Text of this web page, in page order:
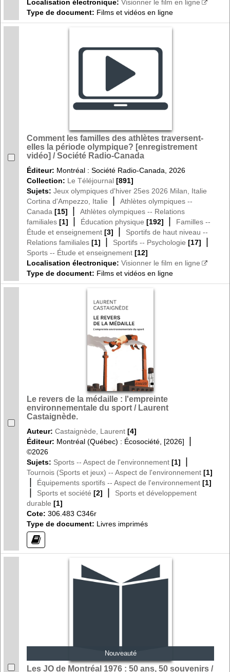
Localisation électronique: Visionner le film en ligne
Type de document: Films et vidéos en ligne
Comment les familles des athlètes traversent-
elles la période olympique? [enregistrement
vidéo] / Société Radio-Canada
Éditeur: Montréal : Société Radio-Canada, 2026
Collection: Le Téléjournal [891]
Sujets: Jeux olympiques d'hiver 25es 2026 Milan, Italie
Cortina d'Ampezzo, Italie
|
Athlètes olympiques --
Canada [15] |
Athlètes olympiques -- Relations
familiales [1] | Éducation physique [192] |
Familles --
Étude et enseignement [3] |
Sportifs de haut niveau --
Relations familiales [1] | Sportifs -- Psychologie [17] |
Sports -- Étude et enseignement [12]
Localisation électronique: Visionner le film en ligne
Type de document: Films et vidéos en ligne
Le revers de la médaille : l'empreinte
environnementale du sport / Laurent
Castaignède.
Auteur: Castaignède, Laurent [4]
Éditeur: Montréal (Québec) : Écosociété, [2026] |
©2026
Sujets: Sports -- Aspect de l'environnement [1] |
Tournois (Sports et jeux) -- Aspect de l'environnement [1]
| Équipements sportifs -- Aspect de l'environnement [1]
| Sports et société [2] |
Sports et développement
durable [1]
Cote: 306.483 C346r
Type de document: Livres imprimés
(?)
Nouveauté
Les JO de Montréal 1976 : 50 ans, 50 souvenirs /